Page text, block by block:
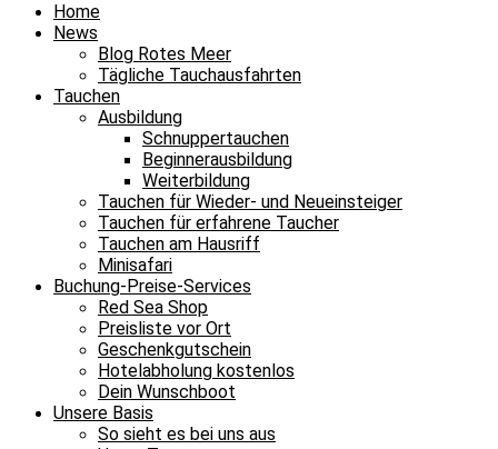
Home
News
Blog Rotes Meer
Tägliche Tauchausfahrten
Tauchen
Ausbildung
Schnuppertauchen
Beginnerausbildung
Weiterbildung
Tauchen für Wieder- und Neueinsteiger
Tauchen für erfahrene Taucher
Tauchen am Hausriff
Minisafari
Buchung-Preise-Services
Red Sea Shop
Preisliste vor Ort
Geschenkgutschein
Hotelabholung kostenlos
Dein Wunschboot
Unsere Basis
So sieht es bei uns aus